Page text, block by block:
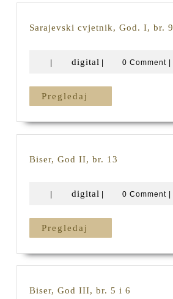
Sarajevski cvjetnik, God. I, br. 9
digital digital0 Comment
Pregledaj
Biser, God II, br. 13
br.
| digital digital
| 0 Comment |
Pregledaj
Biser, God III, br. 5 i 6